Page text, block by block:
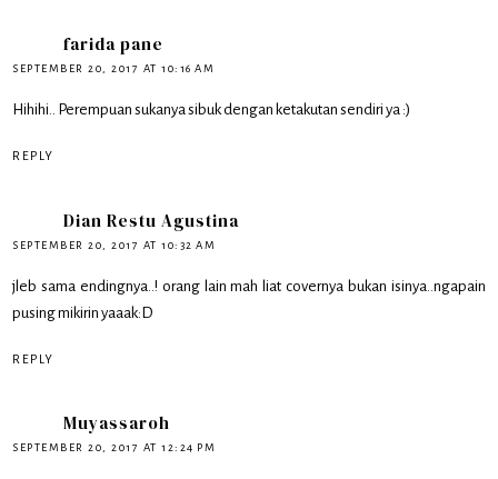
farida pane
SEPTEMBER 20, 2017 AT 10:16 AM
Hihihi.. Perempuan sukanya sibuk dengan ketakutan sendiri ya :)
REPLY
Dian Restu Agustina
SEPTEMBER 20, 2017 AT 10:32 AM
jleb sama endingnya..! orang lain mah liat covernya bukan isinya..ngapain
pusing mikirin yaaak:D
REPLY
Muyassaroh
SEPTEMBER 20, 2017 AT 12:24 PM